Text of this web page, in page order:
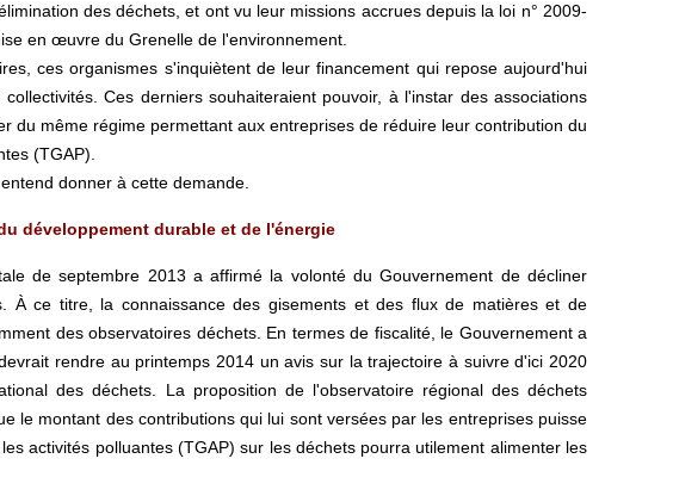
des déchets, et ont vu leur missions accrues depuis la loi n° 2009-
en œuvre du Grenelle de l'environnement.
ces organismes s'inquiètent de leur financement qui repose aujourd'hui
Ces derniers souhaiteraient pouvoir, à l'instar des associations
du même régime permettant aux entreprises de réduire leur contribution du
(TGAP).
donner à cette demande.
développement durable et de l'énergie
de septembre 2013 a affirmé la volonté du Gouvernement de décliner
À ce titre, la connaissance des gisements et des flux de matières et de
des observatoires déchets. En termes de fiscalité, le Gouvernement a
rendre au printemps 2014 un avis sur la trajectoire à suivre d'ici 2020
des déchets. La proposition de l'observatoire régional des déchets
le montant des contributions qui lui sont versées par les entreprises puisse
activités polluantes (TGAP) sur les déchets pourra utilement alimenter les